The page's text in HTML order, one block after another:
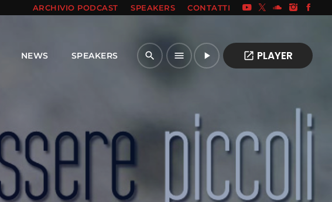
ARCHIVIO PODCAST SPEAKERS CONTATTI
NEWS SPEAKERS search menu play_arrow open_in_new PLAYER